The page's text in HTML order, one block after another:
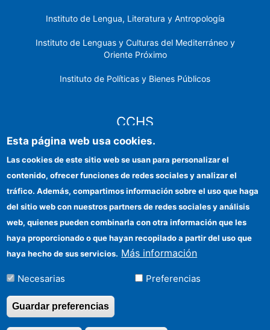
Instituto de Lengua, Literatura y Antropología
Instituto de Lenguas y Culturas del Mediterráneo y
Oriente Próximo
Instituto de Políticas y Bienes Públicos
CCHS
Identidad institucional
Ayudas FEDER
Organismos financiadores
Contacto
Cómo llegar
Esta página web usa cookies.
Las cookies de este sitio web se usan para personalizar el
contenido, ofrecer funciones de redes sociales y analizar el
tráfico. Además, compartimos información sobre el uso que haga
del sitio web con nuestros partners de redes sociales y análisis
web, quienes pueden combinarla con otra información que les
haya proporcionado o que hayan recopilado a partir del uso que
haya hecho de sus servicios. Más información
Necesarias Preferencias
Guardar preferencias